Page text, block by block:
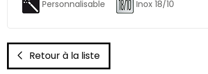
Personnalisable Inox 18/10
Retour à la liste